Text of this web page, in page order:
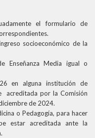
el formulario de
socioeconómico de la
Enseñanza Media igual o
en alguna institución de
acreditada por la Comisión
de 2024.
o Pedagogía, para hacer
estar acreditada ante la